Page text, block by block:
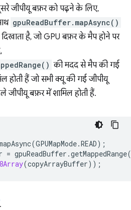
जीपीयू बफ़र को पढ़ने के लिए,
gpuReadBuffer.mapAsync()
है, जो GPU बफ़र के मैप होने पर
की मदद से मैप की गई
होती हैं जो सभी क्यू की गई जीपीयू
जीपीयू बफ़र में शामिल होती हैं.
(GPUMapMode.READ);
= gpuReadBuffer .getMappedRange
(copyArrayBuffer));
.